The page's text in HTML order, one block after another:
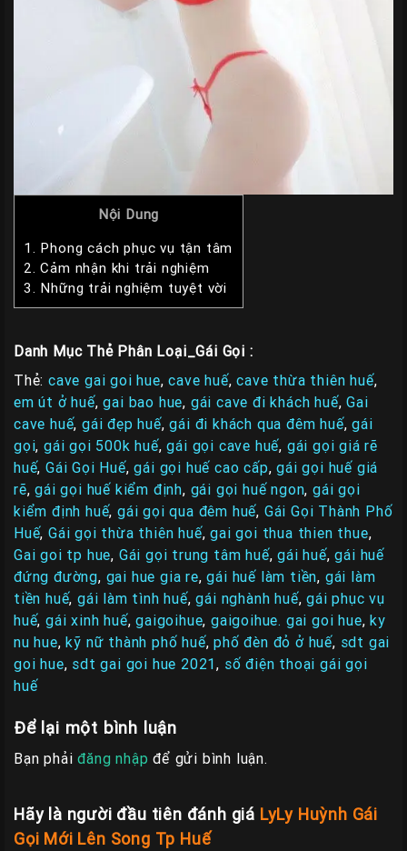
Nội Dung
1. Phong cách phục vụ tận tâm
2. Cảm nhận khi trải nghiệm
3. Những trải nghiệm tuyệt vời
Danh Mục Thẻ Phân Loại_Gái Gọi :
Thẻ: cave gai goi hue,cave huế,cave thừa thiên huế,
em út ở huế,gai bao hue, gái cave đi khách huế,Gai
cave huế,gái đẹp huế,gái đi khách qua đêm huế,gái
gọi,gái gọi 500k huế,gái gọi cave huế, gái gọi giá rẽ
huế,Gái Gọi Huế,gái gọi huế cao cấp,gái gọi huế giá
rẽ,gái gọi huế kiểm định, gái gọi huế ngon,gái gọi
kiểm định huế,gái gọi qua đêm huế, Gái Gọi Thành Phố
Huế,Gái gọi thừa thiên huế,gai goi thua thien thue,
Gai goi tp hue, Gái gọi trung tâm huế,gái huế,gái huế
đứng đường, gai hue gia re,gái huế làm tiền, gái làm
tiền huế,gái làm tình huế,gái nghành huế,gái phục vụ
huế,gái xinh huế,gaigoihue,gaigoihue. gai goi hue,ky
nu hue,kỹ nữ thành phố huế,phố đèn đỏ ở huế, sdt gai
goi hue, sdt gai goi hue 2021, số điện thoại gái gọi
huế
Để lại một bình luận
Bạn phảiđăng nhập để gửi bình luận.
Hãy là người đầu tiên đánh giá LyLy Huỳnh Gái
Gọi Mới Lên Song Tp Huế